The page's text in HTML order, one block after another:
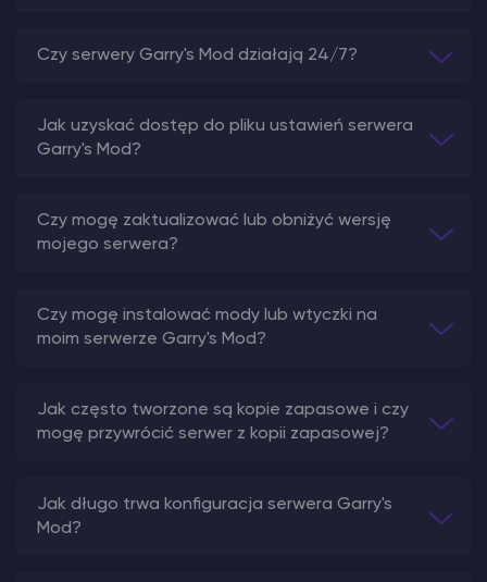
Czy serwery Garry's Mod działają 24/7?
Jak uzyskać dostęp do pliku ustawień serwera
Garry's Mod?
Czy mogę zaktualizować lub obniżyć wersję
mojego serwera?
Czy mogę instalować mody lub wtyczki na
moim serwerze Garry's Mod?
Jak często tworzone są kopie zapasowe i czy
mogę przywrócić serwer z kopii zapasowej?
Jak długo trwa konfiguracja serwera Garry's
Mod?